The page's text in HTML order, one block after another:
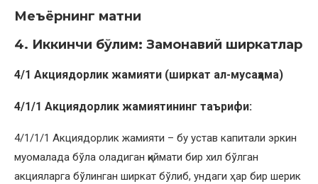
Меъёрнинг матни
4. Иккинчи бўлим: Замонавий ширкатлар
4/1 Акциядорлик жамияти (ширкат ал-мусаҳама)
4/1/1 Акциядорлик жамиятининг таърифи:
4/1/1/1 Акциядорлик жамияти – бу устав капитали эркин
муомалада бўла оладиган қиймати бир хил бўлган
акцияларга бўлинган ширкат бўлиб, ундаги ҳар бир шерик